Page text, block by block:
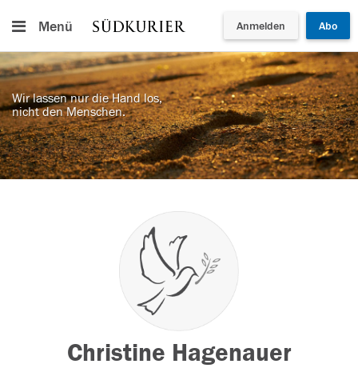
Menü Anmelden Abo
Wir lassen nur die Hand los,
nicht den Menschen.
Christine Hagenauer